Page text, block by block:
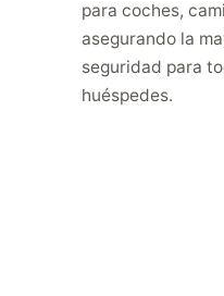
para coches,
asegurando la
seguridad para
huéspedes.